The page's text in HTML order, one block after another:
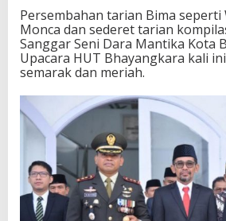
Persembahan tarian Bima seperti
Monca dan sederet tarian
Sanggar Seni Dara Mantika Kota
Upacara HUT Bhayangkara kali
semarak dan meriah.